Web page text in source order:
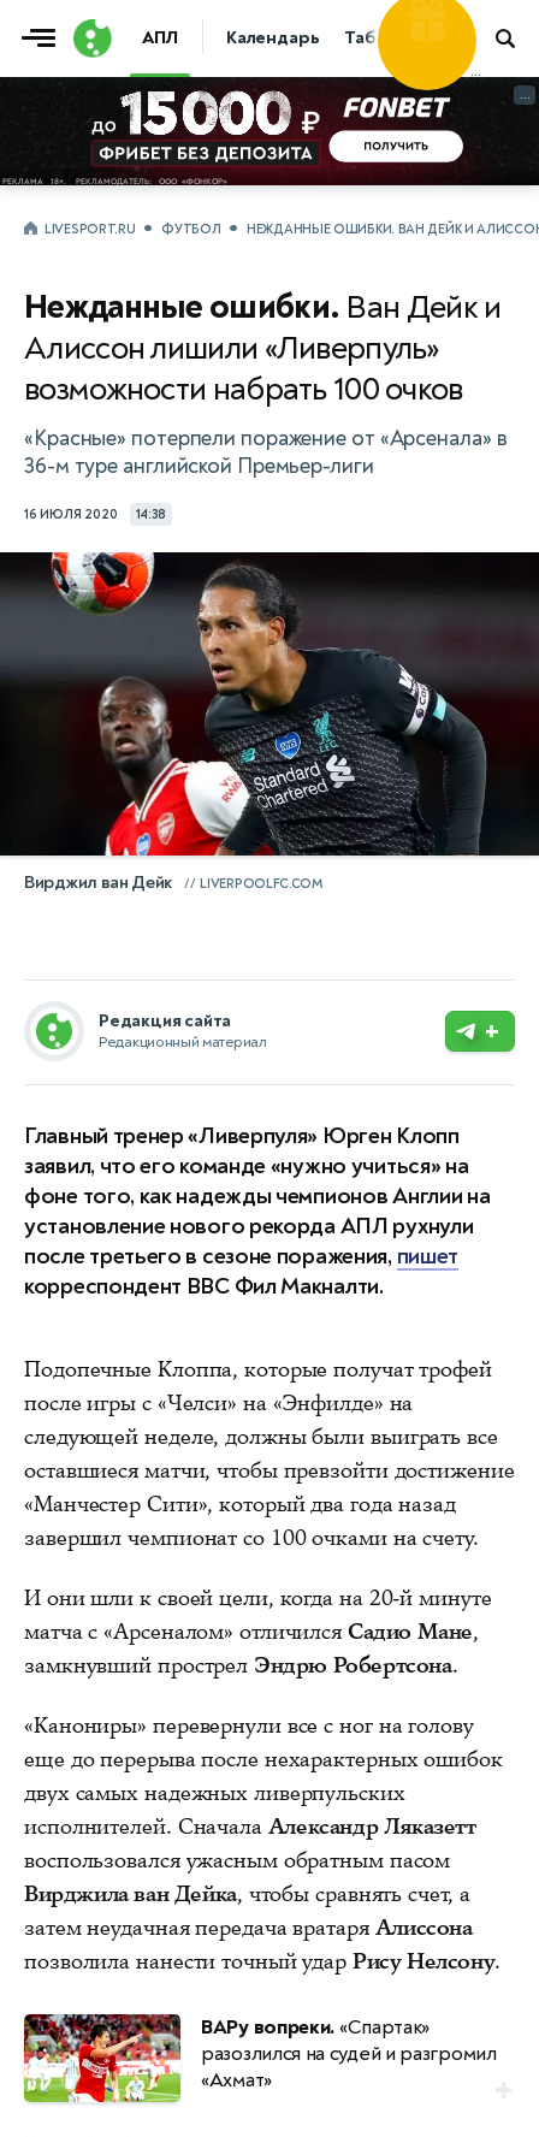
АПЛ Календарь Таблица Прогнозы
...
...
LIVESPORT.RU ФУТБОЛ НЕЖДАННЫЕ ОШИБКИ. ВАН ДЕЙК И
Нежданные ошибки. Ван Дейк и
Алиссон лишили «Ливерпуль»
возможности набрать 100 очков
«Красные» потерпели поражение от «Арсенала» в
36-м туре английской Премьер-лиги
16 ИЮЛЯ 2020 14:38
Вирджил ван Дейк LIVERPOOLFC.COM
Редакция сайта
Редакционный материал +
Главный тренер «Ливерпуля» Юрген Клопп
заявил, что его команде «нужно учиться» на
фоне того, как надежды чемпионов Англии на
установление нового рекорда АПЛ рухнули
после третьего в сезоне поражения, пишет
корреспондент BBC Фил Макналти.
Подопечные Клоппа, которые получат трофей
после игры с «Челси» на «Энфилде» на
следующей неделе, должны были выиграть все
оставшиеся матчи, чтобы превзойти достижение
«Манчестер Сити», который два года назад
завершил чемпионат со 100 очками на счету.
И они шли к своей цели, когда на 20-й минуте
матча с «Арсеналом» отличился Садио Мане,
замкнувший прострел Эндрю Робертсона.
«Канониры» перевернули все с ног на голову
еще до перерыва после нехарактерных ошибок
двух самых надежных ливерпульских
исполнителей. Сначала Александр Ляказетт
воспользовался ужасным обратным пасом
Вирджила ван Дейка, чтобы сравнять счет, а
затем неудачная передача вратаря Алиссона
позволила нанести точный удар Рису Нелсону.
ВАРу вопреки.«Спартак»
разозлился на судей и разгромил
«Ахмат»